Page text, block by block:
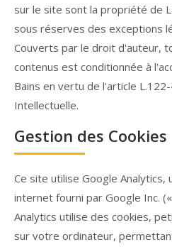
sur le site sont la propriété de
sous réserves des exceptions
Couverts par le droit d'auteur,
contenus est conditionnée à
Bains en vertu de l'article
Intellectuelle.
Gestion des Cookies
Ce site utilise Google Analytics,
internet fourni par Google Inc.
Analytics utilise des cookies,
sur votre ordinateur,